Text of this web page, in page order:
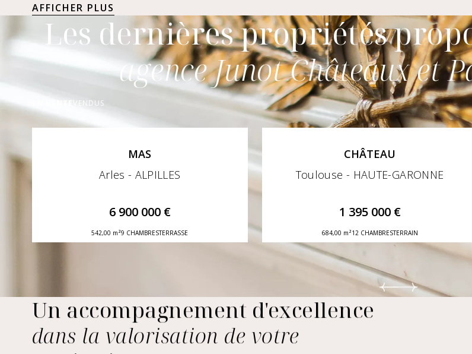
AFFICHER PLUS
Les dernières propriétés
agence Junot Châteaux et
VENDUS
MAS
Arles - ALPILLES
6 900 000 €
542,00 m²9 CHAMBRESTERRASSE
CHÂTEAU
Toulouse - HAUTE-GARONNE
1 395 000 €
684,00 m²12 CHAMBRESTERRAIN
Un accompagnement d'excellence
dans la valorisation de votre